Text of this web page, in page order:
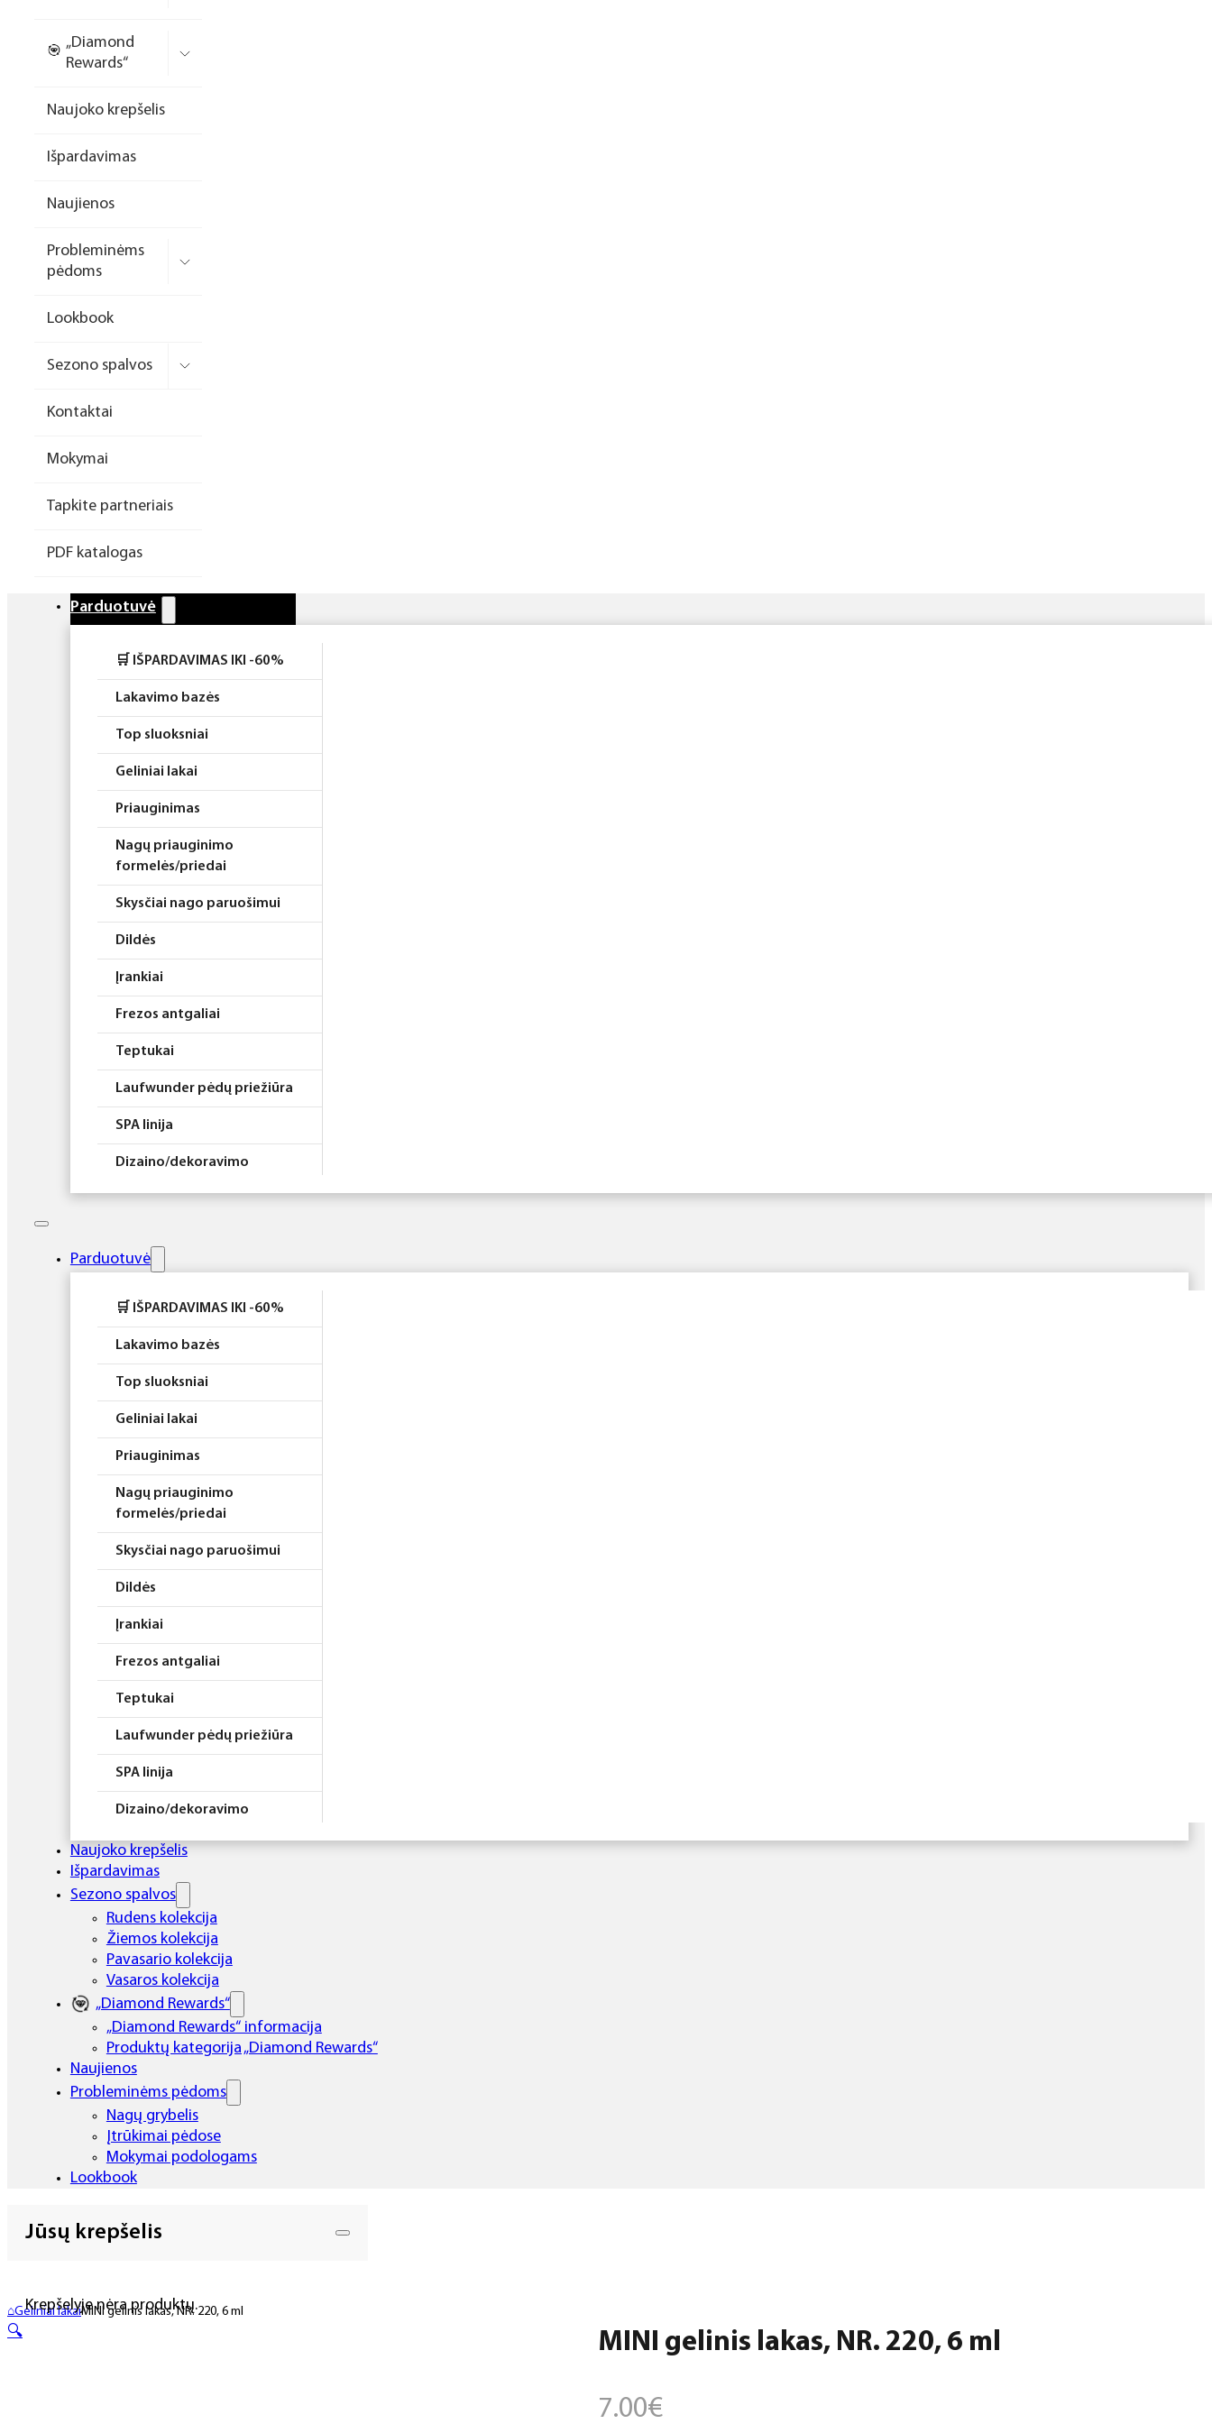
formelės/priedai
Dildės
Įrankiai
Laufwunder pėdų priežiūra
priemonės
Rinkiniai
„Diamond
Rewards“
Naujoko krepšelis
Išpardavimas
Naujienos
Probleminėms
pėdoms
Lookbook
Sezono spalvos
Kontaktai
Mokymai
Tapkite partneriais
PDF katalogas
Parduotuvė
🛒 IŠPARDAVIMAS IKI -60%
Lakavimo bazės
Top sluoksniai
Geliniai lakai
Priauginimas
Nagų priauginimo
formelės/priedai
Skysčiai nago paruošimui
Dildės
Įrankiai
Frezos antgaliai
Teptukai
Laufwunder pėdų priežiūra
SPA linija
Dizaino/dekoravimo
Higiena
Rinkiniai
Parduotuvė
🛒 IŠPARDAVIMAS IKI -60%
Lakavimo bazės
Top sluoksniai
Geliniai lakai
Priauginimas
Nagų priauginimo
formelės/priedai
Skysčiai nago paruošimui
Dildės
Įrankiai
Frezos antgaliai
Teptukai
Laufwunder pėdų priežiūra
SPA linija
Dizaino/dekoravimo
Elektros prietaisai
Higiena
Atributika
Rinkiniai
Naujoko krepšelis
Išpardavimas
Sezono spalvos
Rudens kolekcija
Žiemos kolekcija
Pavasario kolekcija
Vasaros kolekcija
„Diamond Rewards“
„Diamond Rewards“ informacija
Produktų kategorija „Diamond Rewards“
Naujienos
Probleminėms pėdoms
Nagų grybelis
Įtrūkimai pėdose
Mokymai podologams
Lookbook
Jūsų krepšelis
Krepšelyje nėra produktų.
⌂Geliniai lakaiMINI gelinis lakas, NR. 220, 6 ml
🔍 MINI gelinis lakas, NR. 220, 6 ml
7.00€